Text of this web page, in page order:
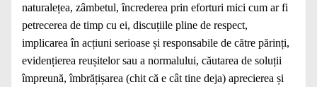
naturalețea, zâmbetul, încrederea prin eforturi mici cum ar fi
petrecerea de timp cu ei, discuțiile pline de respect,
implicarea în acțiuni serioase și responsabile de către părinți,
evidențierea reușitelor sau a normalului, căutarea de soluții
împreună, îmbrățișarea (chit că e cât tine deja) aprecierea și